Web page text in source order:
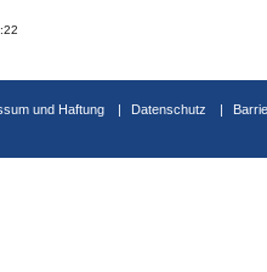
und Haftung Datenschutz